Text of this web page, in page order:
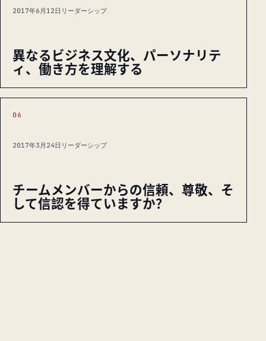
2017年6月12日 リーダーシップ
異なるビジネス文化、パーソナリテ
ィ、働き方を理解する
06
2017年3月24日 リーダーシップ
チームメンバーからの信頼、尊敬、そ
して信認を得ていますか？